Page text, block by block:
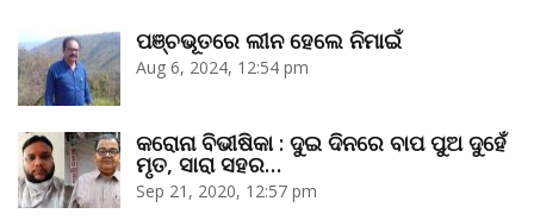
ପଞ୍ଚଭୂତରେ ଲୀନ ହେଲେ ନିମାଇଁ
Aug 6, 2024, 12:54 pm
କରୋନା ବିଭୀଷିକା : ଦୁଇ ଦିନରେ ବାପ ପୁଅ ଦୁହେଁ
ମୃତ, ସାରା ସହର…
Sep 21, 2020, 12:57 pm